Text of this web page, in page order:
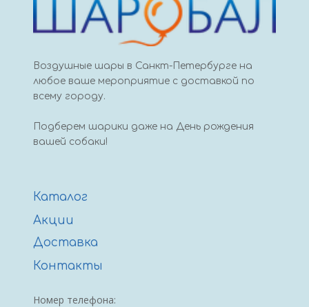
Воздушные шары в Санкт-Петербурге на
любое ваше мероприятие с доставкой по
всему городу.
Подберем шарики даже на День рождения
вашей собаки!
Каталог
Акции
Доставка
Контакты
Номер телефона: